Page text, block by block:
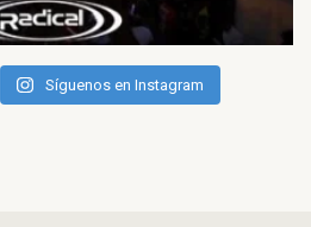
Síguenos en Instagram